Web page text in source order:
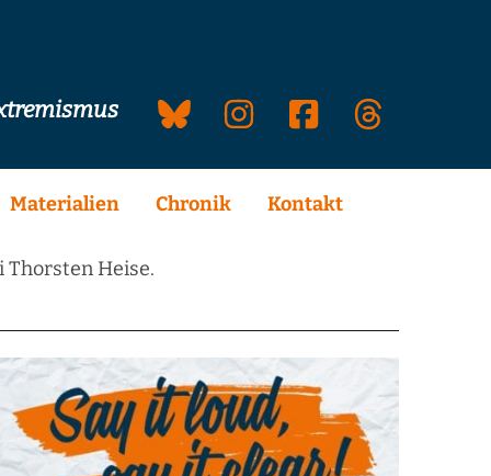
Materialien Chronik Kontakt
Thorsten Heise.